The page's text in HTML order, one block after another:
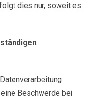
dies nur, soweit es
Beschwerde bei